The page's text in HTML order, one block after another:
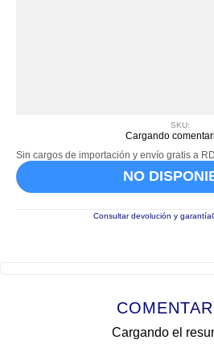
SKU:
Cargando
Sin cargos de importación y envío gratis a RD
NO
Consultar devolución y garantía
Cargando el